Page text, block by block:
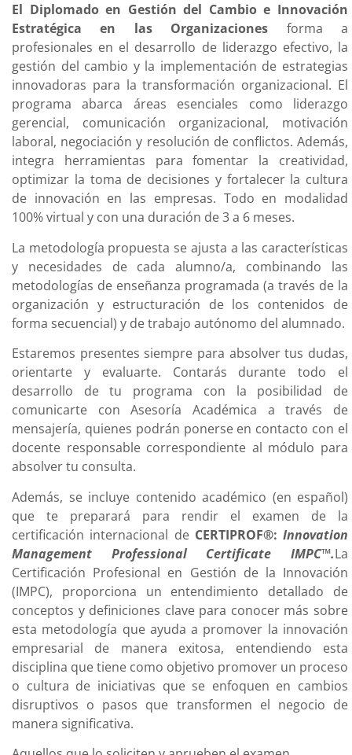
El Diplomado en Gestión del Cambio e Innovación
Estratégica en las Organizaciones forma a
profesionales en el desarrollo de liderazgo efectivo, la
gestión del cambio y la implementación de estrategias
innovadoras para la transformación organizacional. El
programa abarca áreas esenciales como liderazgo
gerencial, comunicación organizacional, motivación
laboral, negociación y resolución de conflictos. Además,
integra herramientas para fomentar la creatividad,
optimizar la toma de decisiones y fortalecer la cultura
de innovación en las empresas. Todo en modalidad
100% virtual y con una duración de 3 a 6 meses.
La metodología propuesta se ajusta a las características
y necesidades de cada alumno/a, combinando las
metodologías de enseñanza programada (a través de la
organización y estructuración de los contenidos de
forma secuencial) y de trabajo autónomo del alumnado.
Estaremos presentes siempre para absolver tus dudas,
orientarte y evaluarte. Contarás durante todo el
desarrollo de tu programa con la posibilidad de
comunicarte con Asesoría Académica a través de
mensajería, quienes podrán ponerse en contacto con el
docente responsable correspondiente al módulo para
absolver tu consulta.
Además, se incluye contenido académico (en español)
que te preparará para rendir el examen de la
certificación internacional de CERTIPROF®: Innovation
Management Professional Certificate IMPC™.La
Certificación Profesional en Gestión de la Innovación
(IMPC), proporciona un entendimiento detallado de
conceptos y definiciones clave para conocer más sobre
esta metodología que ayuda a promover la innovación
empresarial de manera exitosa, entendiendo esta
disciplina que tiene como objetivo promover un proceso
o cultura de iniciativas que se enfoquen en cambios
disruptivos o pasos que transformen el negocio de
manera significativa.